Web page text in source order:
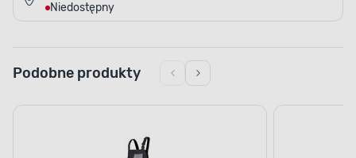
Niedostępny
Podobne produkty